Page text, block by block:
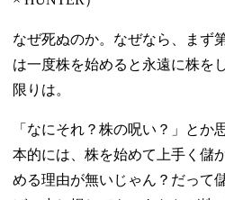
なぜ死ぬのか。なぜなら、まず
は一度株を始めると永遠に株を
限りは。
「なにそれ？株の呪い？」とか
本的には、株を始めて上手く儲
める理由が無いじゃん？だって